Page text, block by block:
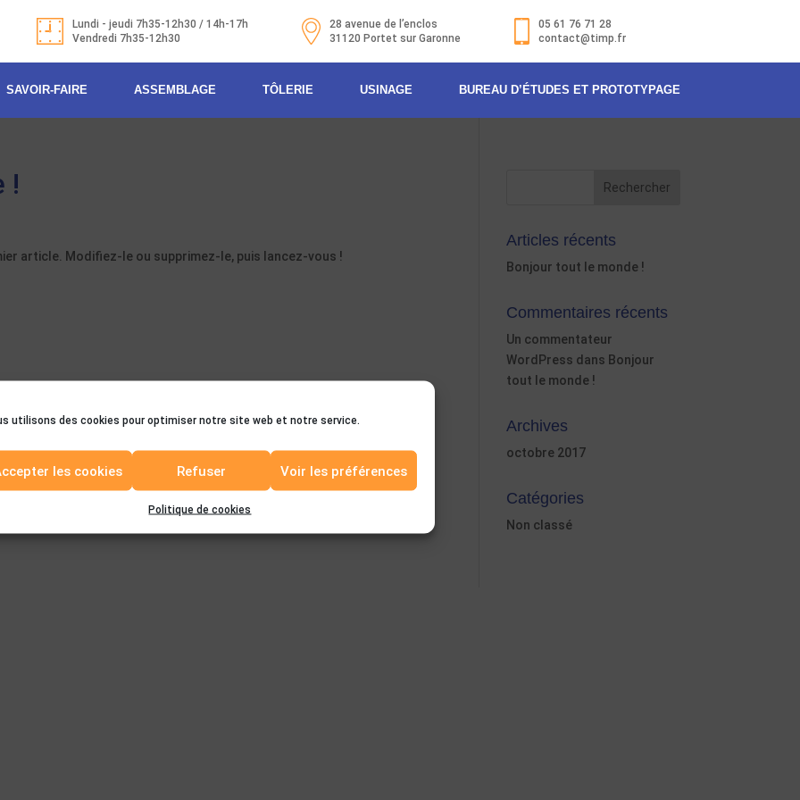
utilisons des cookies pour optimiser notre site web et notre service.
les cookies Refuser Voir les préférences
Politique de cookies
Lundi - jeudi 7h35-12h30 / 14h-17h
Vendredi 7h35-12h30
28 avenue de l’enclos
31120 Portet sur Garonne
05 61 76 71 28
contact@timp.fr
SAVOIR-FAIRE ASSEMBLAGE TÔLERIE USINAGE BUREAU D’ÉTUDES ET PROTOTYPAGE
!
article. Modifiez-le ou supprimez-le, puis lancez-vous !
Articles récents
Bonjour tout le monde !
Commentaires récents
Un commentateur
WordPress dans Bonjour
tout le monde !
Archives
octobre 2017
Catégories
Non classé